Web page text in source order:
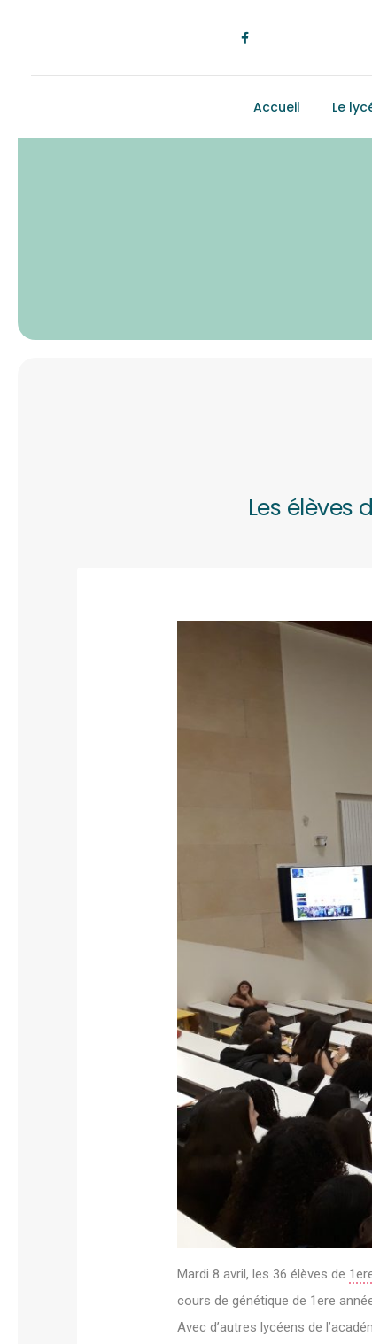
Accueil Le
Les élèves
Mardi 8 avril, les 36 élèves de
cours de génétique de 1ere
Avec d’autres lycéens de